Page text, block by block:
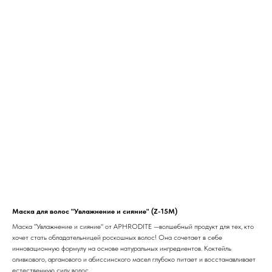
Маска для волос "Увлажнение и сияние" (Z-15M)
Маска "Увлажнение и сияние" от APHRODITE —волшебный продукт для тех, кто
хочет стать обладательницей роскошных волос! Она сочетает в себе
инновационную формулу на основе натуральных ингредиентов. Коктейль
оливкового, арганового и абиссинского масел глубоко питает и восстанавливает
естественную силу волос.